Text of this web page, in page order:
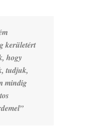
kerületért
hogy
tudjuk,
mindig